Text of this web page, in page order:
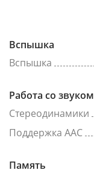
Вспышка
Вспышка
Работа со звуком
Стереодинамики
Поддержка AAC
Память